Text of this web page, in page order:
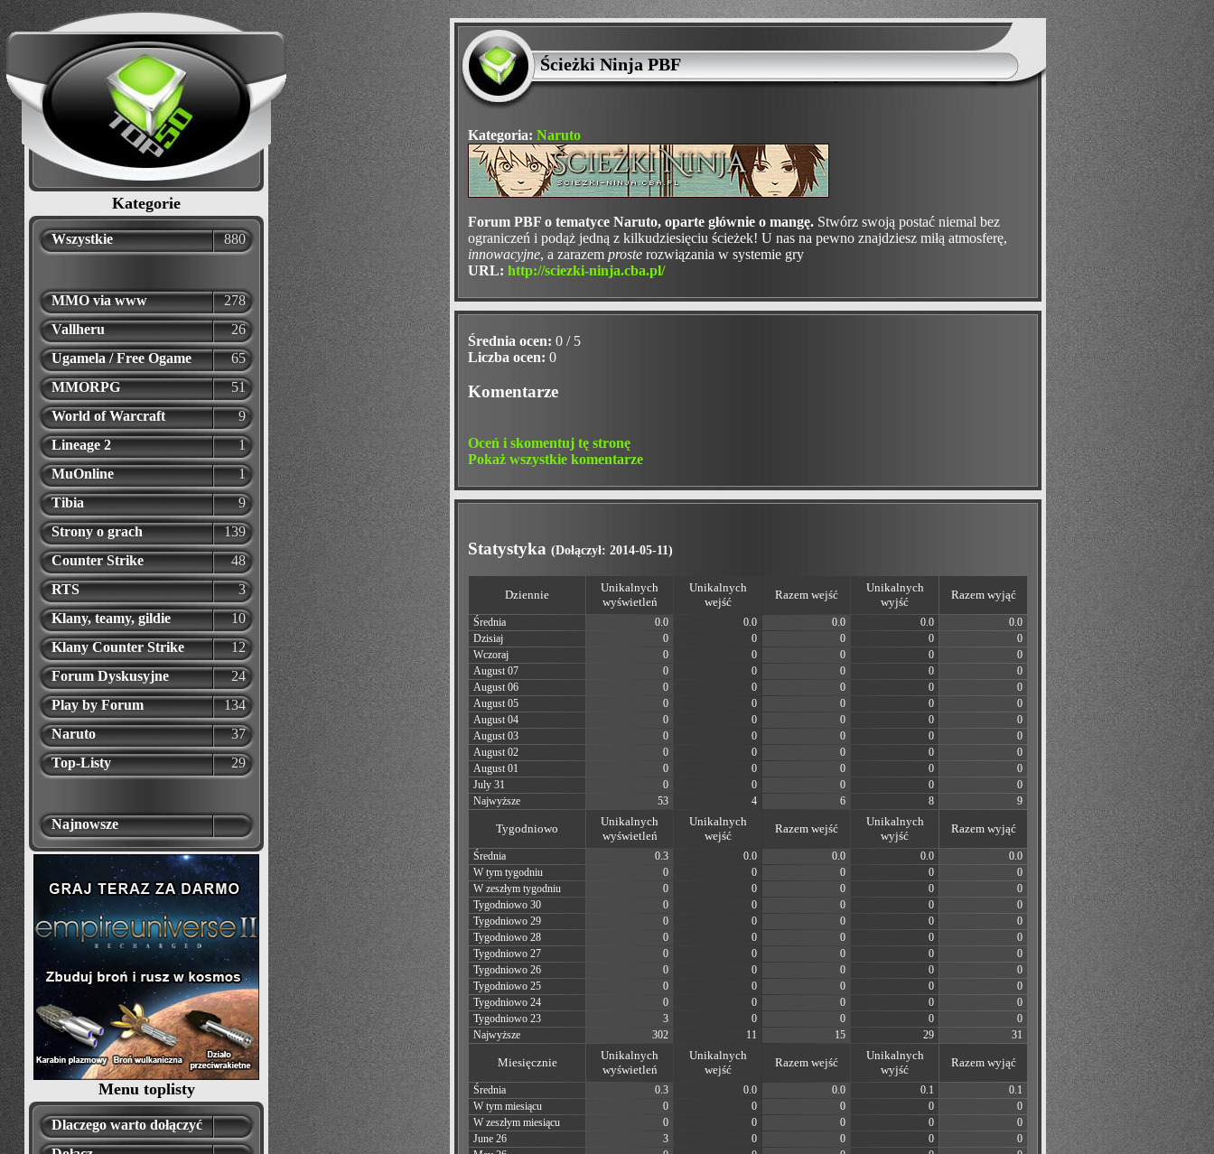
Kategorie
Wszystkie 880
MMO via www
278
Vallheru
26
Ugamela / Free Ogame
65
MMORPG
51
World of Warcraft
9
Lineage 2
1
MuOnline
1
Tibia
9
Strony o grach
139
Counter Strike
48
RTS
3
Klany, teamy, gildie
10
Klany Counter Strike
12
Forum Dyskusyjne
24
Play by Forum
134
Naruto
37
Top-Listy
29
Najnowsze
Menu toplisty
Dlaczego warto dołączyć
Ścieżki Ninja PBF
Kategoria: Naruto
Forum PBF o tematyce Naruto, oparte głównie o mangę. Stwórz swoją postać niemal bez
ograniczeń i podąż jedną z kilkudziesięciu ścieżek! U nas na pewno znajdziesz miłą atmosferę,
innowacyjne, a zarazem proste rozwiązania w systemie gry
URL: http://sciezki-ninja.cba.pl/
Średnia ocen: 0 / 5
Liczba ocen: 0
Komentarze
Oceń i skomentuj tę stronę
Pokaż wszystkie komentarze
Statystyka (Dołączył: 2014-05-11)
Dziennie
Unikalnych
wyświetleń
Unikalnych
wejść
Razem wejść
Unikalnych
wyjść
Razem wyjąć
Średnia 0.0 0.0 0.0 0.0
0.0
Dzisiaj
0 0 0 0
0
Wczoraj
0 0 0 0
0
August 07
0 0 0 0
0
August 06
0 0 0 0
0
August 05
0 0 0 0
0
August 04
0 0 0 0
0
August 03
0 0 0 0
0
August 02
0 0 0 0
0
August 01
0 0 0 0
0
July 31
0 0 0 0
0
Najwyższe
53 4 6 8 9
Tygodniowo
Unikalnych
wyświetleń
Unikalnych
wejść
Razem wejść
Unikalnych
wyjść
Razem wyjąć
Średnia 0.3 0.0 0.0 0.0
0.0
W tym tygodniu
0 0 0 0
0
W zeszłym tygodniu
0 0 0 0
0
Tygodniowo 30
0 0 0 0
0
Tygodniowo 29
0 0 0 0
0
Tygodniowo 28
0 0 0 0
0
Tygodniowo 27
0 0 0 0
0
Tygodniowo 26
0 0 0 0
0
Tygodniowo 25
0 0 0 0
0
Tygodniowo 24
0 0 0 0
0
Tygodniowo 23
3 0 0 0
0
Najwyższe
302 11 15 29 31
Miesięcznie
Unikalnych
wyświetleń
Unikalnych
wejść
Razem wejść
Unikalnych
wyjść
Razem wyjąć
Średnia 0.3 0.0 0.0 0.1
0.1
W tym miesiącu
0 0 0 0
0
W zeszłym miesiącu
0 0 0 0
0
June 26
3 0 0 0
0